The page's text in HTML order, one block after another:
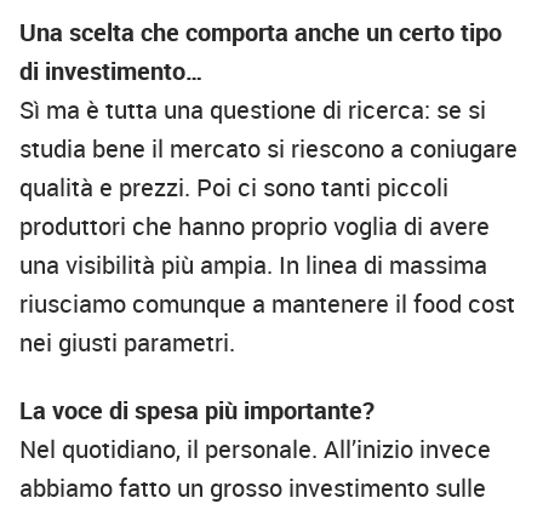
Una scelta che comporta anche un certo tipo
di investimento…
Sì ma è tutta una questione di ricerca: se si
studia bene il mercato si riescono a coniugare
qualità e prezzi. Poi ci sono tanti piccoli
produttori che hanno proprio voglia di avere
una visibilità più ampia. In linea di massima
riusciamo comunque a mantenere il food cost
nei giusti parametri.
La voce di spesa più importante?
Nel quotidiano, il personale. All’inizio invece
abbiamo fatto un grosso investimento sulle